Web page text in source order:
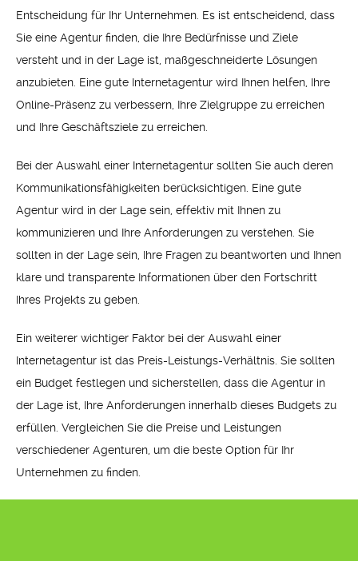
Entscheidung für Ihr Unternehmen. Es ist entscheidend, dass
Sie eine Agentur finden, die Ihre Bedürfnisse und Ziele
versteht und in der Lage ist, maßgeschneiderte Lösungen
anzubieten. Eine gute Internetagentur wird Ihnen helfen, Ihre
Online-Präsenz zu verbessern, Ihre Zielgruppe zu erreichen
und Ihre Geschäftsziele zu erreichen.
Bei der Auswahl einer Internetagentur sollten Sie auch deren
Kommunikationsfähigkeiten berücksichtigen. Eine gute
Agentur wird in der Lage sein, effektiv mit Ihnen zu
kommunizieren und Ihre Anforderungen zu verstehen. Sie
sollten in der Lage sein, Ihre Fragen zu beantworten und Ihnen
klare und transparente Informationen über den Fortschritt
Ihres Projekts zu geben.
Ein weiterer wichtiger Faktor bei der Auswahl einer
Internetagentur ist das Preis-Leistungs-Verhältnis. Sie sollten
ein Budget festlegen und sicherstellen, dass die Agentur in
der Lage ist, Ihre Anforderungen innerhalb dieses Budgets zu
erfüllen. Vergleichen Sie die Preise und Leistungen
verschiedener Agenturen, um die beste Option für Ihr
Unternehmen zu finden.